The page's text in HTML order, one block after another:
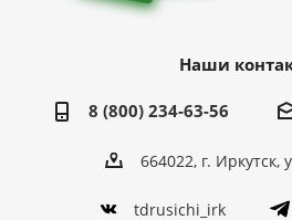
Наши
8 (800) 234-63-56
664022, г. Иркутск,
tdrusichi_irk